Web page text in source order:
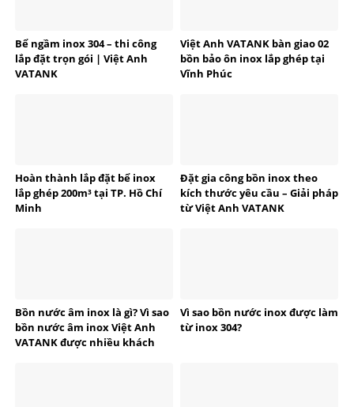
Bể ngầm inox 304 – thi công
lắp đặt trọn gói | Việt Anh
VATANK
Việt Anh VATANK bàn giao 02
bồn bảo ôn inox lắp ghép tại
Vĩnh Phúc
Hoàn thành lắp đặt bể inox
lắp ghép 200m³ tại TP. Hồ Chí
Minh
Đặt gia công bồn inox theo
kích thước yêu cầu – Giải pháp
từ Việt Anh VATANK
Bồn nước âm inox là gì? Vì sao
bồn nước âm inox Việt Anh
VATANK được nhiều khách
Vì sao bồn nước inox được làm
từ inox 304?